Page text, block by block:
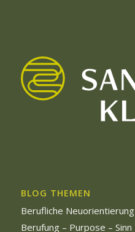
BLOG THEMEN
Berufliche Neuorientierung
Berufung – Purpose – Sinn